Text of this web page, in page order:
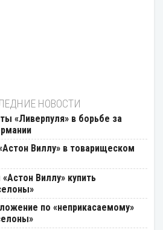
НОВОСТИ
«Ливерпуля» в борьбе за
Виллу» в товарищеском
Виллу» купить
по «неприкасаемому»